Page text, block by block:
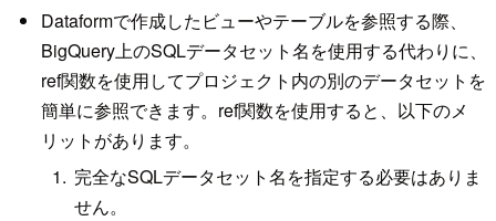
Dataformで作成したビューやテーブルを参照する際、
BigQuery上のSQLデータセット名を使用する代わりに、
ref関数を使用してプロジェクト内の別のデータセットを
簡単に参照できます。ref関数を使用すると、以下のメ
リットがあります。
完全なSQLデータセット名を指定する必要はありま
せん。